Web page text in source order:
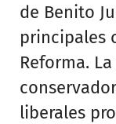
de Benito
principales
Reforma.
liberales